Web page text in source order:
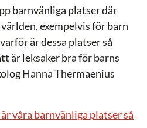
barnvänliga platser där
exempelvis för barn
är dessa platser så
är leksaker bra för barns
Hanna Thermaenius
våra barnvänliga platser så